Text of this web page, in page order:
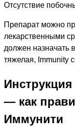
Отсутствие
Препарат можно
лекарственными
должен назначать
тяжелая, Immunity
— как
Иммунити